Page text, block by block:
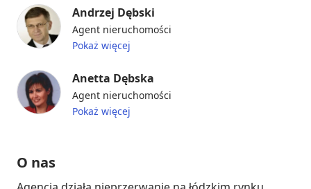
Andrzej Dębski
Agent nieruchomości
Pokaż więcej
Anetta Dębska
Agent nieruchomości
Pokaż więcej
O nas